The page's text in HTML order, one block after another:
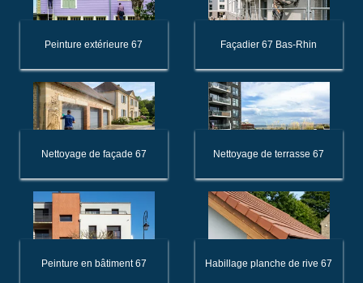
Peinture extérieure 67 Façadier 67 Bas-Rhin
Nettoyage de façade 67 Nettoyage de terrasse 67
Peinture en bâtiment 67 Habillage planche de rive 67